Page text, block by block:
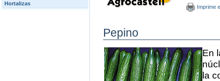
Hortalizas
Imprime
Pepino
En
la